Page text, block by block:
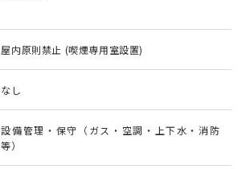
屋内原則禁止 (喫煙専用室設置)
なし
設備管理・保守（ガス・空調・上下水・消防
等）